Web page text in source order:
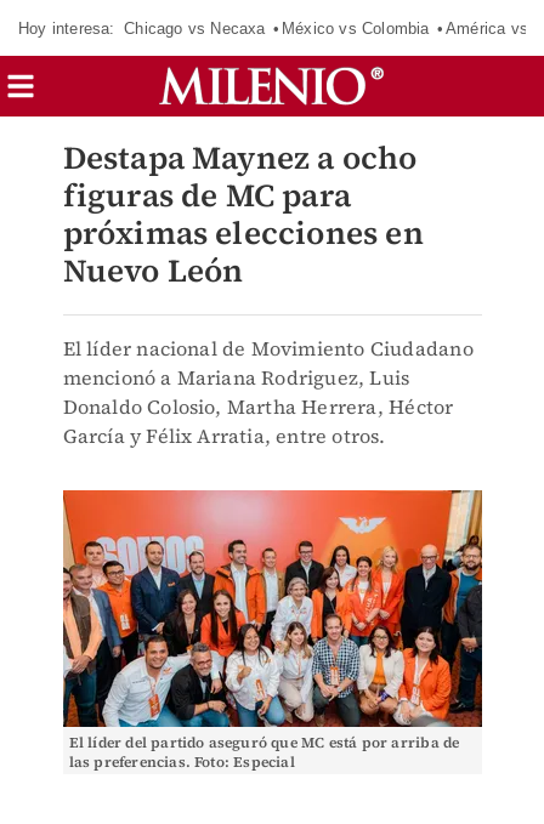
Hoy interesa: Chicago vs Necaxa México vs Colombia América vs
Destapa Maynez a ocho
figuras de MC para
próximas elecciones en
Nuevo León
El líder nacional de Movimiento Ciudadano
mencionó a Mariana Rodriguez, Luis
Donaldo Colosio, Martha Herrera, Héctor
García y Félix Arratia, entre otros.
El líder del partido aseguró que MC está por arriba de
las preferencias. Foto: Especial